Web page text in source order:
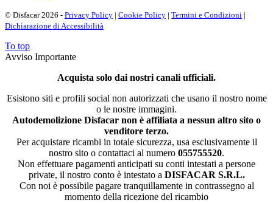
© Disfacar 2026 - Privacy Policy | Cookie Policy | Termini e Condizioni |
Dichiarazione di Accessibilità
To top
Avviso Importante
Acquista solo dai nostri canali ufficiali.
Esistono siti e profili social non autorizzati che usano il nostro nome
o le nostre immagini.
Autodemolizione Disfacar non è affiliata a nessun altro sito o
venditore terzo.
Per acquistare ricambi in totale sicurezza, usa esclusivamente il
nostro sito o contattaci al numero 055755520.
Non effettuare pagamenti anticipati su conti intestati a persone
private, il nostro conto è intestato a DISFACAR S.R.L.
Con noi è possibile pagare tranquillamente in contrassegno al
momento della ricezione del ricambio